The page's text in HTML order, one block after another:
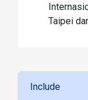
Taipei
Include